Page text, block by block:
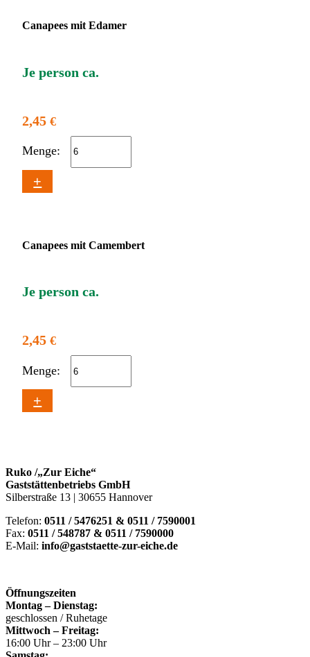
Canapees mit Edamer
Je person ca.
2,45€
Menge:
+
Canapees mit Camembert
Je person ca.
2,45€
Menge:
+
Ruko /„Zur Eiche“
Gaststättenbetriebs GmbH
Silberstraße 13 | 30655 Hannover
Telefon: 0511 / 5476251 & 0511 / 7590001
Fax: 0511 / 548787 & 0511 / 7590000
E-Mail: info@gaststaette-zur-eiche.de
Öffnungszeiten
Montag – Dienstag:
geschlossen / Ruhetage
Mittwoch – Freitag:
16:00 Uhr – 23:00 Uhr